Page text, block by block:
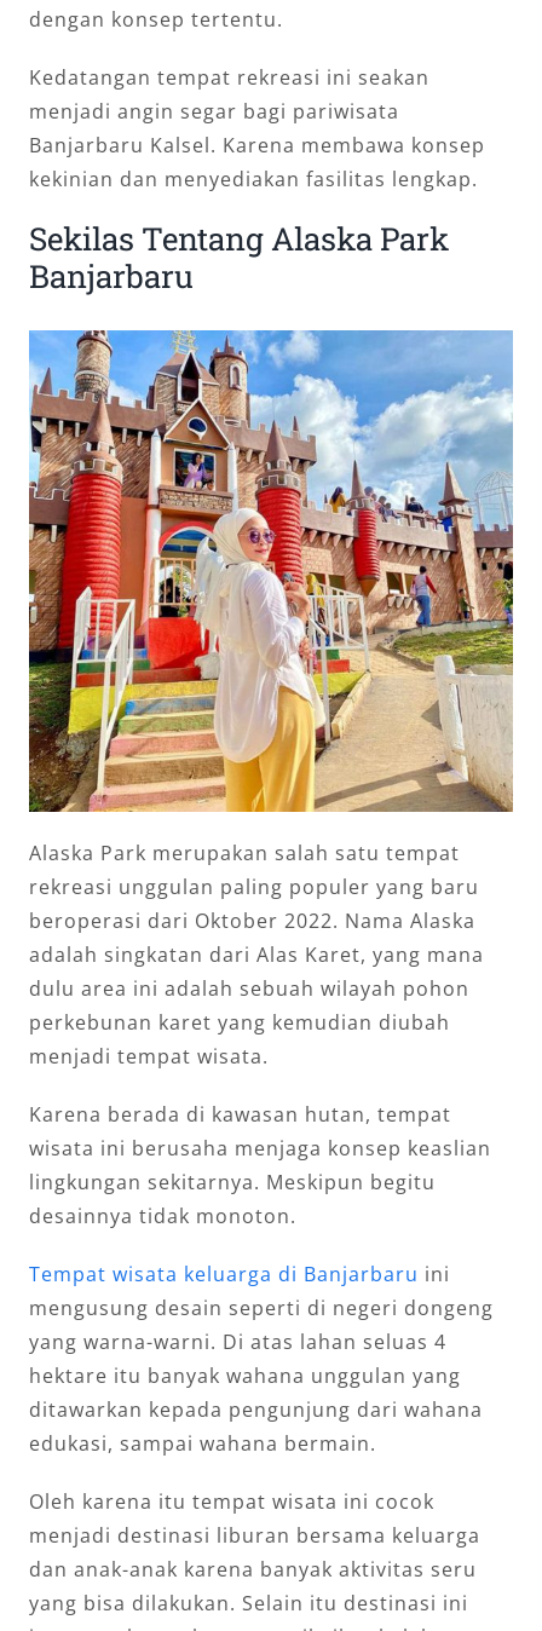
dengan konsep tertentu.
Kedatangan tempat rekreasi ini seakan
menjadi angin segar bagi pariwisata
Banjarbaru Kalsel. Karena membawa konsep
kekinian dan menyediakan fasilitas lengkap.
Sekilas Tentang Alaska Park
Banjarbaru
Alaska Park merupakan salah satu tempat
rekreasi unggulan paling populer yang baru
beroperasi dari Oktober 2022. Nama Alaska
adalah singkatan dari Alas Karet, yang mana
dulu area ini adalah sebuah wilayah pohon
perkebunan karet yang kemudian diubah
menjadi tempat wisata.
Karena berada di kawasan hutan, tempat
wisata ini berusaha menjaga konsep keaslian
lingkungan sekitarnya. Meskipun begitu
desainnya tidak monoton.
Tempat wisata keluarga di Banjarbaru ini
mengusung desain seperti di negeri dongeng
yang warna-warni. Di atas lahan seluas 4
hektare itu banyak wahana unggulan yang
ditawarkan kepada pengunjung dari wahana
edukasi, sampai wahana bermain.
Oleh karena itu tempat wisata ini cocok
menjadi destinasi liburan bersama keluarga
dan anak-anak karena banyak aktivitas seru
yang bisa dilakukan. Selain itu destinasi ini